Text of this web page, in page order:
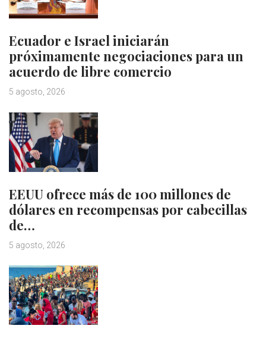
Ecuador e Israel iniciarán
próximamente negociaciones para un
acuerdo de libre comercio
5 agosto, 2026
EEUU ofrece más de 100 millones de
dólares en recompensas por cabecillas
de…
5 agosto, 2026